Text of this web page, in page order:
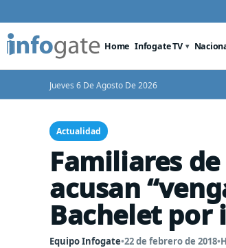
Home Infogate TV
Jueves 6 De Agosto De 2026
Actualidad
Familiares
acusan
Bachelet por
Equipo Infogate•22 de febrero de 2018•